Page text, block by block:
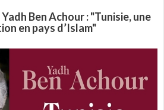
Ben Achour : "Tunisie, une
en pays d’Islam"